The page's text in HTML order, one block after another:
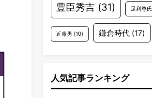
豊臣秀吉(31) 足利尊氏
近藤勇 (10) 鎌倉時代(17)
人気記事ランキング